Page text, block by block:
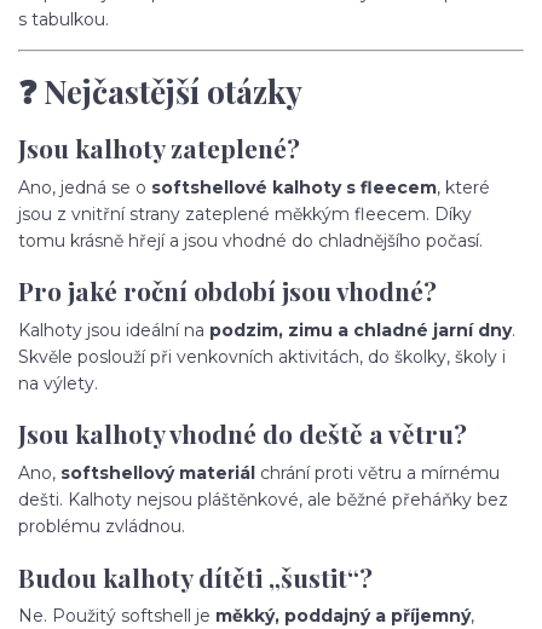
s tabulkou.
❓ Nejčastější otázky
Jsou kalhoty zateplené?
Ano, jedná se o softshellové kalhoty s fleecem, které
jsou z vnitřní strany zateplené měkkým fleecem. Díky
tomu krásně hřejí a jsou vhodné do chladnějšího počasí.
Pro jaké roční období jsou vhodné?
Kalhoty jsou ideální na podzim, zimu a chladné jarní dny.
Skvěle poslouží při venkovních aktivitách, do školky, školy i
na výlety.
Jsou kalhoty vhodné do deště a větru?
Ano, softshellový materiál chrání proti větru a mírnému
dešti. Kalhoty nejsou pláštěnkové, ale běžné přeháňky bez
problému zvládnou.
Budou kalhoty dítěti „šustit“?
Ne. Použitý softshell je měkký, poddajný a příjemný,